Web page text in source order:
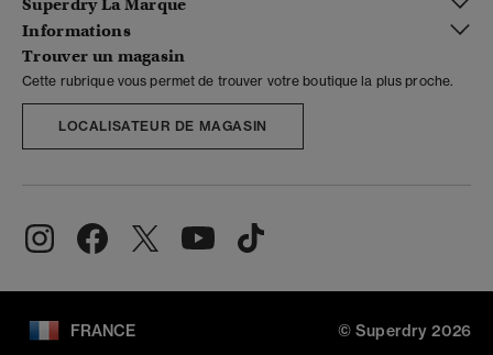
Superdry La Marque
Informations
Trouver un magasin
Cette rubrique vous permet de trouver votre boutique la plus proche.
LOCALISATEUR DE MAGASIN
FRANCE © Superdry 2026